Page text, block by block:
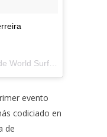
World Surf League
evento
codiciado en
de